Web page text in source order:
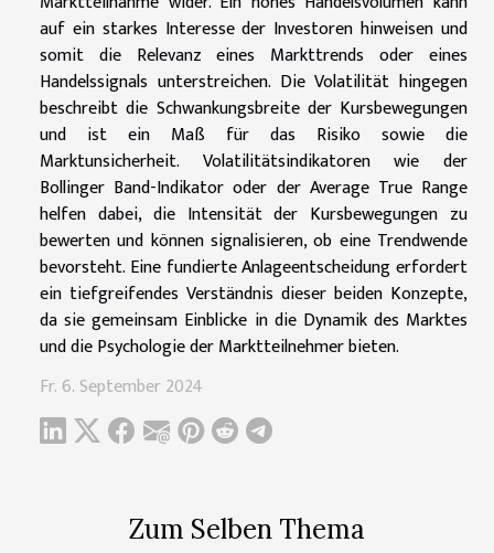
Zum Selben Thema
auf ein starkes Interesse der Investoren hinweisen und
somit die Relevanz eines Markttrends oder eines
Handelssignals unterstreichen. Die Volatilität hingegen
beschreibt die Schwankungsbreite der Kursbewegungen
und ist ein Maß für das Risiko sowie die
Marktunsicherheit. Volatilitätsindikatoren wie der
Bollinger Band-Indikator oder der Average True Range
helfen dabei, die Intensität der Kursbewegungen zu
bewerten und können signalisieren, ob eine Trendwende
bevorsteht. Eine fundierte Anlageentscheidung erfordert
ein tiefgreifendes Verständnis dieser beiden Konzepte,
da sie gemeinsam Einblicke in die Dynamik des Marktes
und die Psychologie der Marktteilnehmer bieten.
Fr. 6. September 2024